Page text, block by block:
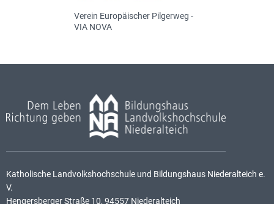
Verein Europäischer Pilgerweg -
VIA NOVA
Katholische Landvolkshochschule und Bildungshaus Niederalteich e.
V.
Hengersberger Straße 10, 94557 Niederalteich